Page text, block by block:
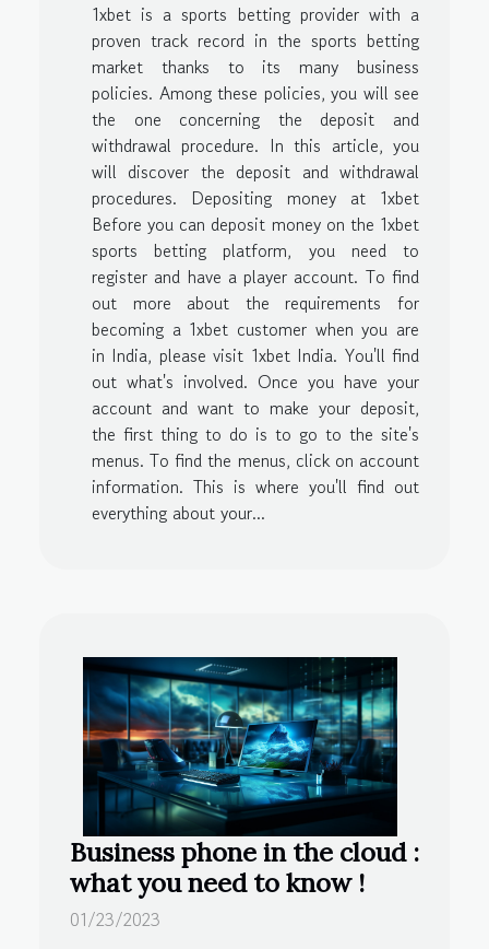
1xbet is a sports betting provider with a
proven track record in the sports betting
market thanks to its many business
policies. Among these policies, you will see
the one concerning the deposit and
withdrawal procedure. In this article, you
will discover the deposit and withdrawal
procedures. Depositing money at 1xbet
Before you can deposit money on the 1xbet
sports betting platform, you need to
register and have a player account. To find
out more about the requirements for
becoming a 1xbet customer when you are
in India, please visit 1xbet India. You'll find
out what's involved. Once you have your
account and want to make your deposit,
the first thing to do is to go to the site's
menus. To find the menus, click on account
information. This is where you'll find out
everything about your...
Business phone in the cloud :
what you need to know !
01/23/2023